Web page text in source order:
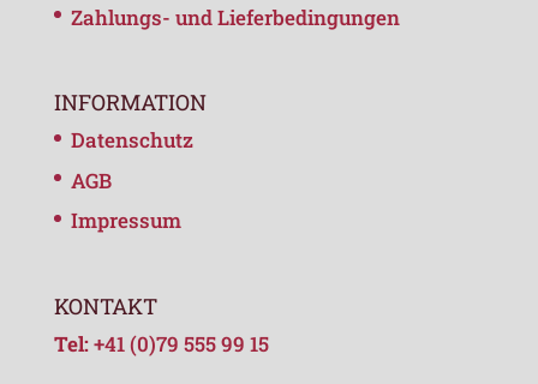
Zahlungs- und Lieferbedingungen
INFORMATION
Datenschutz
AGB
Impressum
KONTAKT
Tel:+41 (0)79 555 99 15